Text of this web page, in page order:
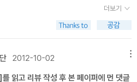
다.' '내게는 아주 먼 이야기처럼 생각되었
내게 와서 끊임없이 말을 걸고 있습니
이 평생 없을 줄 알았는데 어느 순간 도둑
않고 벌써 몇 달째 살림을 살고 있습니다.
악이 아니고 바라보는 책상 모서리도 예
매체들이 얼마만큼 유익한지는 미지수
감을 느끼면서 책을 한 장 한 장 읽어나
라는 시간이 존재한다. 그리고 자신의
포착되면 읽는 행위도 멈추게 되고 자신만
된다. 이것이 소설을 읽든 시를 읽든 세상
법일 텐데 사람들은 이를 점점 외면하고
, 신간평가단으로서 서평을 쓴다는 것은
임이 아닐까 생각합니다.자신으로 인하
만, 선정되지 않으신 분이 계시다는 것
다.
는 소설의 시점이 처음에는 우리에게 도
이질감을 느끼게 하다가 나중에는 그래
철'님의 리뷰 (정말 바꿀 수 있을까?)IT업
빅데이터는 당연히 나의 주요 관심사이기
고 있지만 IT업계에서 빅 데이터 이야기
:) 단, 파트장 지원 여부가 당락에 결정
1. 간단한 소개
요.2. 최근 작성한 리뷰 주소를 남겨 주세
더보기
2012-10-02
읽고 리뷰 작성 후 본 페이퍼에 먼 댓글